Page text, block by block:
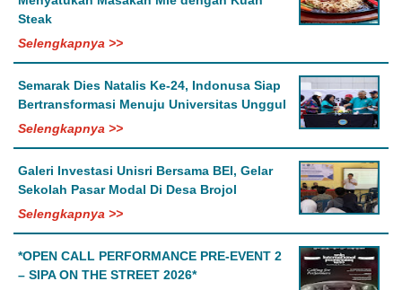
Steak
Selengkapnya >>
Semarak Dies Natalis Ke-24, Indonusa Siap
Bertransformasi Menuju Universitas Unggul
Selengkapnya >>
Galeri Investasi Unisri Bersama BEI, Gelar
Sekolah Pasar Modal Di Desa Brojol
Selengkapnya >>
*OPEN CALL PERFORMANCE PRE-EVENT 2
– SIPA ON THE STREET 2026*